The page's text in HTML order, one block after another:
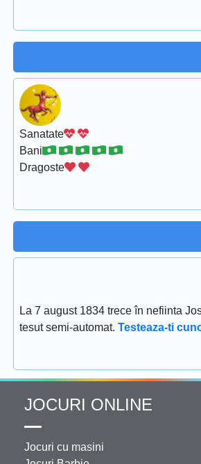
Sanatate
Bani
Dragoste
La 7 august 1834 trece în nefiinta
tesut semi-automat. Testeaza-ti
JOCURI ONLINE
Jocuri cu masini